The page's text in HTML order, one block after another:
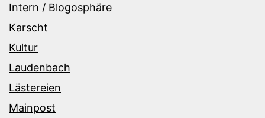
Intern / Blogosphäre
Karscht
Kultur
Laudenbach
Lästereien
Mainpost